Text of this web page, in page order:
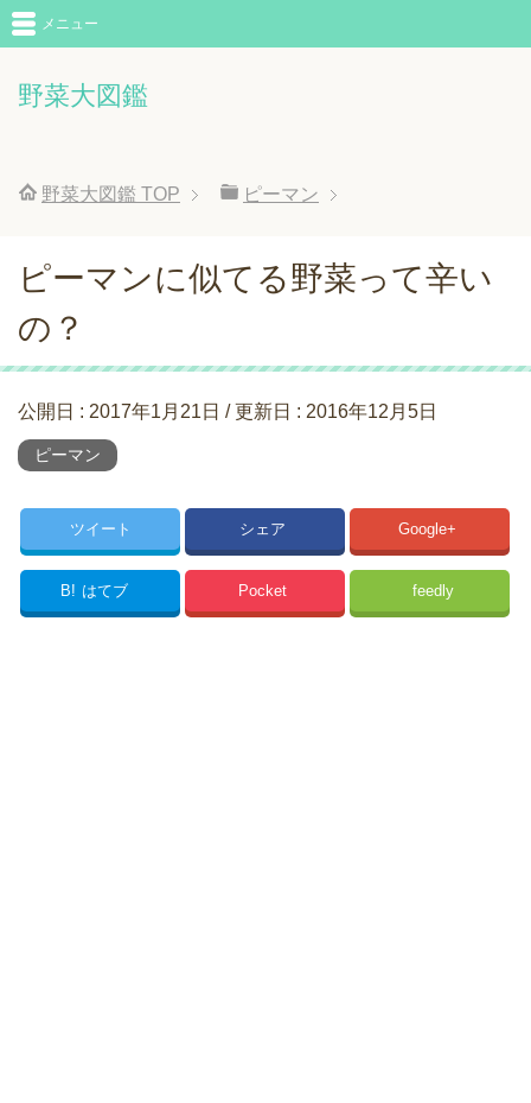
野菜大図鑑
メニュー
野菜大図鑑 TOP ピーマン
ピーマンに似てる野菜って辛い
の？
公開日 : 2017年1月21日 / 更新日 : 2016年12月5日
ピーマン
ツイート シェア Google+
B! はてブ Pocket feedly